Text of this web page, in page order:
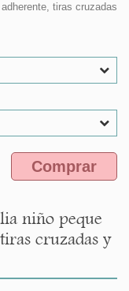
tiras cruzadas
Comprar
niño peque
cruzadas y